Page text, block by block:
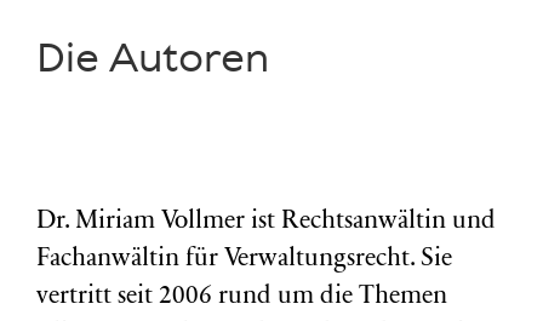
Die Autoren
Dr. Miriam Vollmer ist Rechtsanwältin und
Fachanwältin für Verwaltungsrecht. Sie
vertritt seit 2006 rund um die Themen